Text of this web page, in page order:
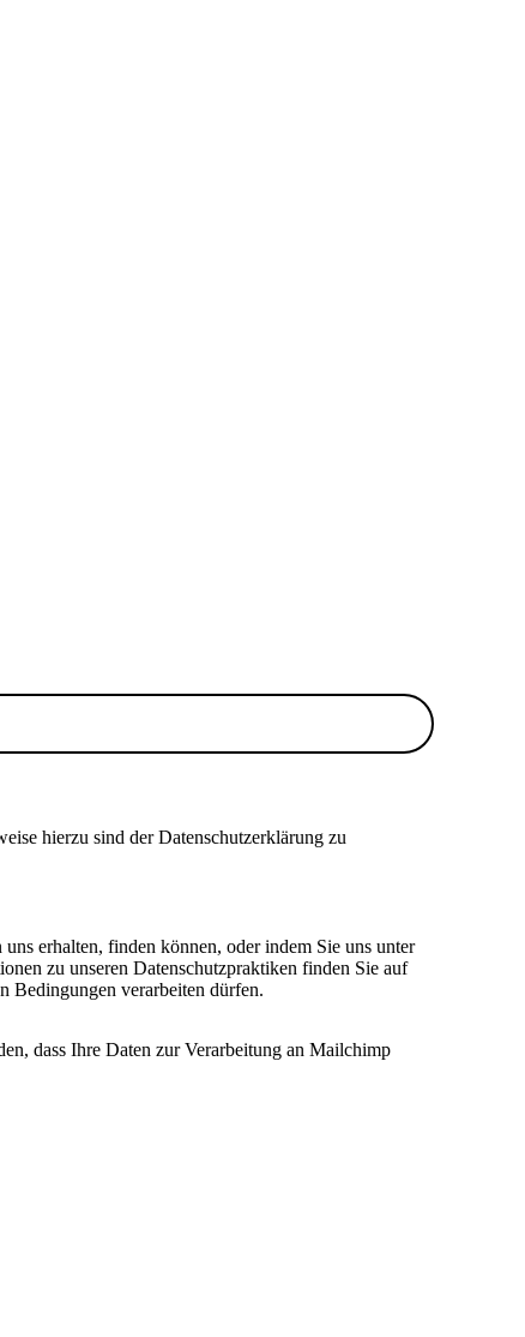
hierzu sind der Datenschutzerklärung zu
erhalten, finden können, oder indem Sie uns unter
zu unseren Datenschutzpraktiken finden Sie auf
Bedingungen verarbeiten dürfen.
dass Ihre Daten zur Verarbeitung an Mailchimp